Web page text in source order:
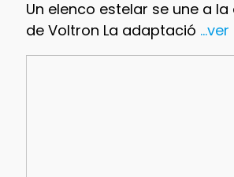
Un elenco estelar se une a
de Voltron La adaptació